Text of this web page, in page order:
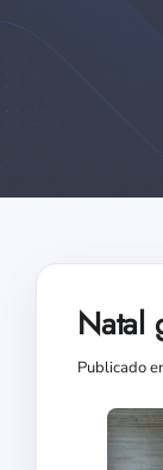
Natal
Publicado